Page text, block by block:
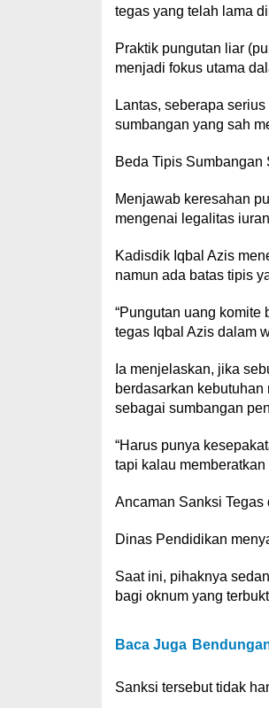
tegas yang telah lama
Praktik pungutan liar
menjadi fokus utama
Lantas, seberapa
sumbangan yang sah
Beda Tipis Sumbangan
Menjawab keresahan
mengenai legalitas
Kadisdik Iqbal Azis
namun ada batas tipis
“Pungutan uang komite
tegas Iqbal Azis dalam
Ia menjelaskan, jika
berdasarkan
sebagai sumbangan
“Harus punya
tapi kalau
Ancaman Sanksi Tegas
Dinas Pendidikan
Saat ini, pihaknya
bagi oknum yang
Baca Juga
Sanksi tersebut tidak